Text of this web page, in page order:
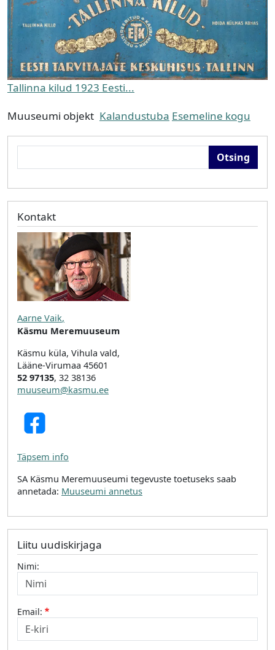
Tallinna kilud 1923 Eesti...
Muuseumi objekt Kalandustuba Esemeline kogu
Kontakt
Aarne Vaik,
Käsmu Meremuuseum
Käsmu küla, Vihula vald,
Lääne-Virumaa 45601
52 97135, 32 38136
muuseum@kasmu.ee
Täpsem info
SA Käsmu Meremuuseumi tegevuste toetuseks saab
annetada: Muuseumi annetus
Liitu uudiskirjaga
Nimi:
Email: